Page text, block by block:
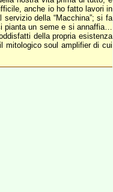
anche io ho fatto lavori in
della “Macchina”; si fa
pianta un seme e si annaffia…
della propria esistenza
mitologico soul amplifier di cui